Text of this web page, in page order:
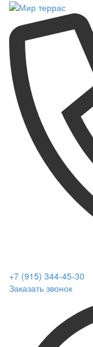
+7 (915) 344-45-30
Заказать звонок